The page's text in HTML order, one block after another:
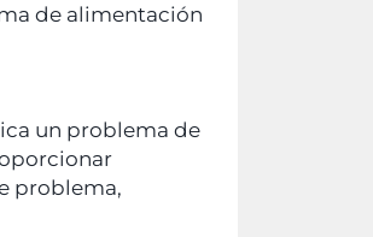
de alimentación
un problema de
problema,